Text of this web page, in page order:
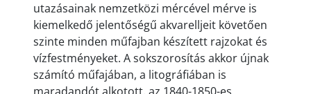
utazásainak nemzetközi mércével mérve is
kiemelkedő jelentőségű akvarelljeit követően
szinte minden műfajban készített rajzokat és
vízfestményeket. A sokszorosítás akkor újnak
számító műfajában, a litográfiában is